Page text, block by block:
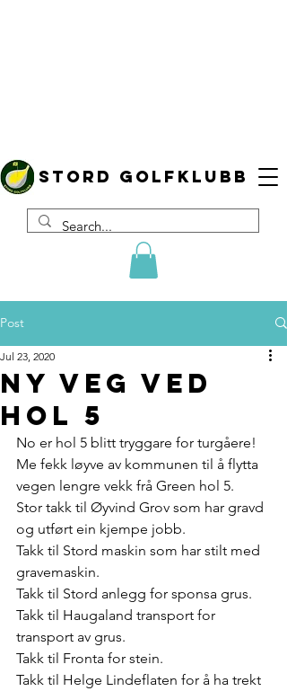
Stord golfklubb
Post
Ny veg ved
hol 5
Jul 23, 2020
No er hol 5 blitt tryggare for turgåere!
Me fekk løyve av kommunen til å flytta
vegen lengre vekk frå Green hol 5.
Stor takk til Øyvind Grov som har gravd
og utført ein kjempe jobb.
Takk til Stord maskin som har stilt med
gravemaskin.
Takk til Stord anlegg for sponsa grus.
Takk til Haugaland transport for
transport av grus.
Takk til Fronta for stein.
Takk til Helge Lindeflaten for å ha trekt